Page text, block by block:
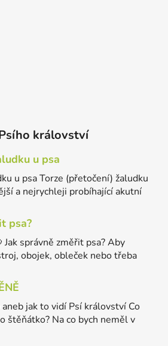
království
u psa
u psa Torze (přetočení) žaludku
a nejrychleji probíhající akutní
psa?
správně změřit psa? Aby
obojek, obleček nebo třeba
jak to vidí Psí království Co
štěňátko? Na co bych neměl v